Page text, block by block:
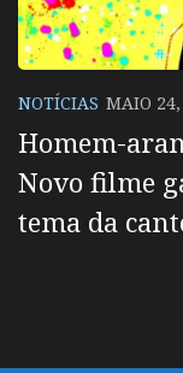
NOTÍCIAS MAIO
Homem-
Novo filme
tema da